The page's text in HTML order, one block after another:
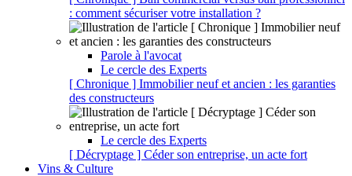
: comment sécuriser votre installation ?
Parole à l'avocat
Le cercle des Experts
[ Chronique ] Immobilier neuf et ancien : les garanties
des constructeurs
Le cercle des Experts
[ Décryptage ] Céder son entreprise, un acte fort
Vins & Culture